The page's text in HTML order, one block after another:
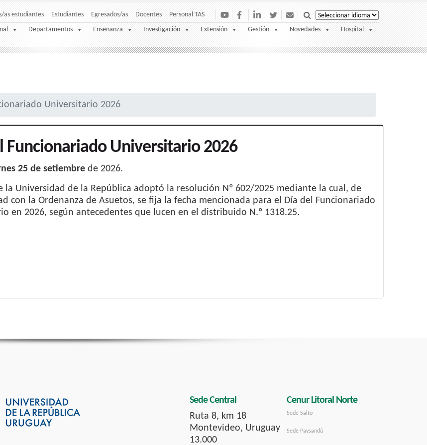
as estudiantes Estudiantes Egresados/as Docentes Personal TAS
Departamentos Enseñanza Investigación Extensión Gestión Novedades Hospital
Universitario 2026
Funcionariado Universitario 2026
25 de setiembrede 2026.
la Universidad de la República adoptó la resolución Nº 602/2025 mediante la cual, de
con la Ordenanza de Asuetos, se fija la fecha mencionada para el Día del Funcionariado
en 2026, según antecedentes que lucen en el distribuido N.º 1318.25.
Sede Central
Ruta 8, km 18
Montevideo, Uruguay
13.000
Cenur Litoral Norte
Sede Salto
Sede Paysandú